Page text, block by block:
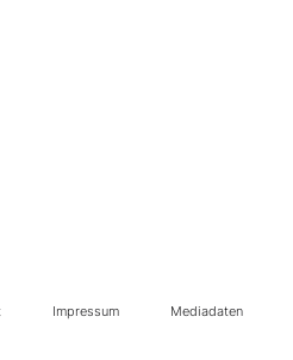
Impressum Mediadaten